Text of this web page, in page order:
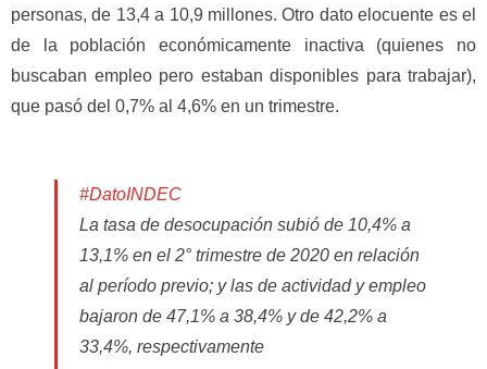
personas, de 13,4 a 10,9 millones. Otro dato elocuente es el
de la población económicamente inactiva (quienes no
buscaban empleo pero estaban disponibles para trabajar),
que pasó del 0,7% al 4,6% en un trimestre.
#DatoINDEC
La tasa de desocupación subió de 10,4% a
13,1% en el 2° trimestre de 2020 en relación
al período previo; y las de actividad y empleo
bajaron de 47,1% a 38,4% y de 42,2% a
33,4%, respectivamente